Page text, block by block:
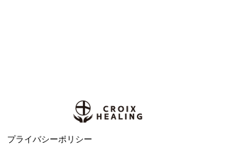
​プライバシーポリシー